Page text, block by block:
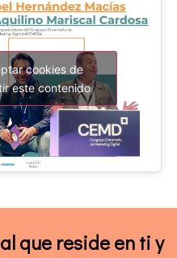
cookies de
este contenido
que reside en ti y